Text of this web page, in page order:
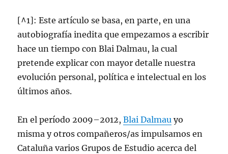
[^1]: Este artículo se basa, en parte, en una
autobiografía inedita que empezamos a escribir
hace un tiempo con Blai Dalmau, la cual
pretende explicar con mayor detalle nuestra
evolución personal, política e intelectual en los
últimos años.
En el período 2009–2012,Blai Dalmau yo
misma y otros compañeros/as impulsamos en
Cataluña varios Grupos de Estudio acerca del